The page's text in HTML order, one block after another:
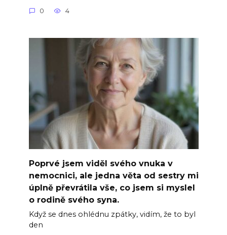
0 4
Poprvé jsem viděl svého vnuka v
nemocnici, ale jedna věta od sestry mi
úplně převrátila vše, co jsem si myslel
o rodině svého syna.
Když se dnes ohlédnu zpátky, vidím, že to byl
den